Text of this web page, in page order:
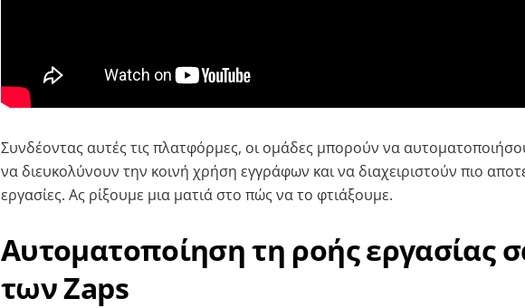
Συνδέοντας αυτές τις πλατφόρμες, οι ομάδες μπορούν να
να διευκολύνουν την κοινή χρήση εγγράφων και να διαχειριστούν πιο
εργασίες. Ας ρίξουμε μια ματιά στο πώς να το φτιάξουμε.
Αυτοματοποίηση τη ροής εργασίας
των Zaps